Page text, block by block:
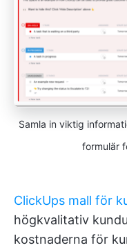
Samla in viktig
formulär
ClickUps mall för
högkvalitativ
kostnaderna för